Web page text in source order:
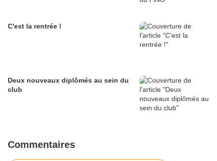
C'est la rentrée !
Deux nouveaux diplômés au sein du
club
Commentaires